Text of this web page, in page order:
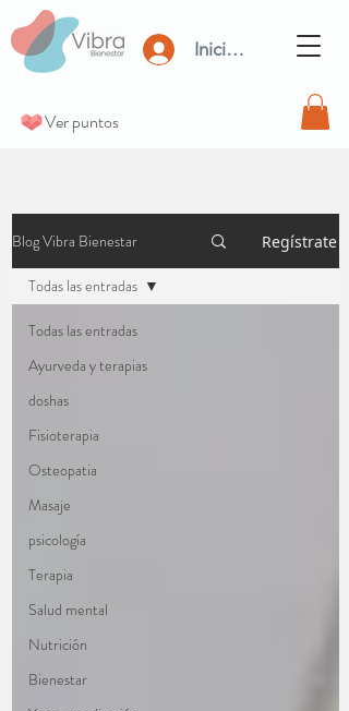
Iniciar Sesión
Ver puntos
Blog Vibra Bienestar Regístrate
Todas las entradas
Ayurveda y terapias
doshas
Fisioterapia
Osteopatia
Masaje
psicología
Terapia
Salud mental
Nutrición
Bienestar
Todas las entradas